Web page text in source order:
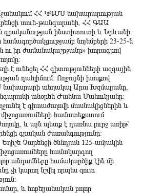
ՀՀ ԿԳՄՍ նախարարության
տուն-թանգարանի, ՀՀ ԳԱԱ
գրականության ինստիտուտի և Երևանի
նոյեմբերի 23-25-ն
ու իր ժամանակաշրջանը» խորագրով
է ունեցել ՀՀ գիտությունների ազգային
դահլիճում։ Ողջույնի խոսքով
նախարարի տեղակալ Արա Խզմալյանը,
տնօրեն Ժաննա Մանուկյանը։
է գիտաժողովի մասնակիցներին և
միջոցառումների համատեքստում
և այն պետք է դառնա լուրջ առիթ՝
գրական ժառանգությունը։
Չարենցի ծննդյան 125-ամյակին
համակարգող
անդամները համակարծիք էին մի
չի կարող նշվել որպես զուտ
և հոբելյանական բոլոր